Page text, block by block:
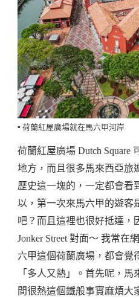
▪️ 荷蘭紅屋廣場就在馬六甲河岸
荷蘭紅屋廣場 Dutch Square
地方，而且很多馬來西亞旅
歷史這一塊的，一定都會看
以，第一次來馬六甲的遊客
吧？而且這裡也很好抵達，
Jonker Street 對面～ 我常在
六甲這個荷蘭廣場，都會覺
「多人又熱」。首先呢，
間很熱這個鐵般事實麻煩大